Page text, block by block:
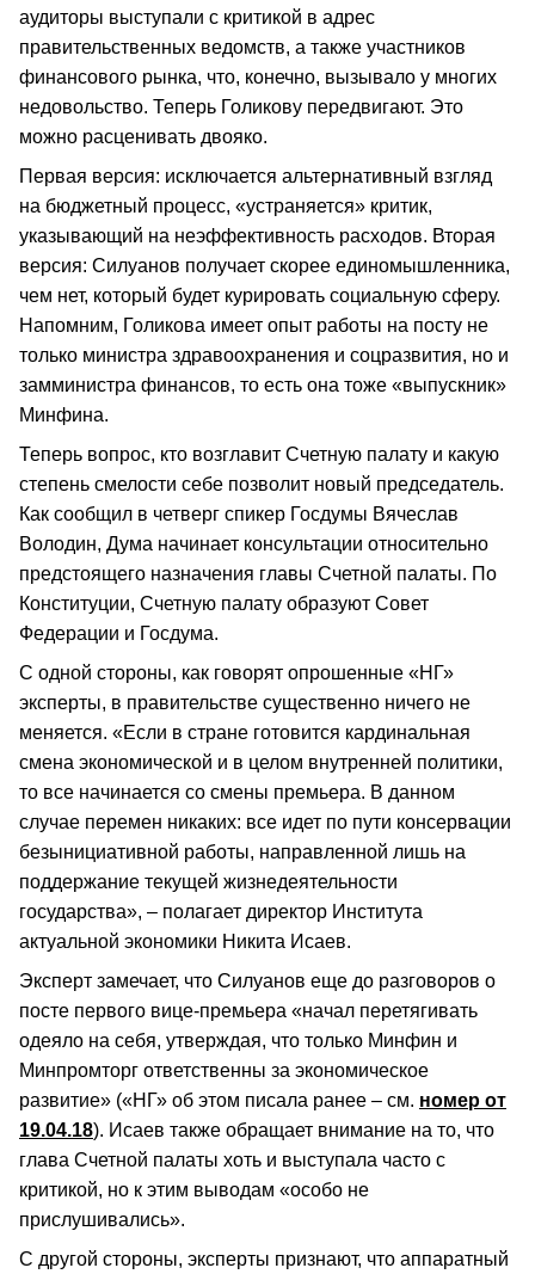
аудиторы выступали с критикой в адрес
правительственных ведомств, а также участников
финансового рынка, что, конечно, вызывало у многих
недовольство. Теперь Голикову передвигают. Это
можно расценивать двояко.
Первая версия: исключается альтернативный взгляд
на бюджетный процесс, «устраняется» критик,
указывающий на неэффективность расходов. Вторая
версия: Силуанов получает скорее единомышленника,
чем нет, который будет курировать социальную сферу.
Напомним, Голикова имеет опыт работы на посту не
только министра здравоохранения и соцразвития, но и
замминистра финансов, то есть она тоже «выпускник»
Минфина.
Теперь вопрос, кто возглавит Счетную палату и какую
степень смелости себе позволит новый председатель.
Как сообщил в четверг спикер Госдумы Вячеслав
Володин, Дума начинает консультации относительно
предстоящего назначения главы Счетной палаты. По
Конституции, Счетную палату образуют Совет
Федерации и Госдума.
С одной стороны, как говорят опрошенные «НГ»
эксперты, в правительстве существенно ничего не
меняется. «Если в стране готовится кардинальная
смена экономической и в целом внутренней политики,
то все начинается со смены премьера. В данном
случае перемен никаких: все идет по пути консервации
безынициативной работы, направленной лишь на
поддержание текущей жизнедеятельности
государства», – полагает директор Института
актуальной экономики Никита Исаев.
Эксперт замечает, что Силуанов еще до разговоров о
посте первого вице-премьера «начал перетягивать
одеяло на себя, утверждая, что только Минфин и
Минпромторг ответственны за экономическое
развитие» («НГ» об этом писала ранее – см. номер от
19.04.18). Исаев также обращает внимание на то, что
глава Счетной палаты хоть и выступала часто с
критикой, но к этим выводам «особо не
прислушивались».
С другой стороны, эксперты признают, что аппаратный